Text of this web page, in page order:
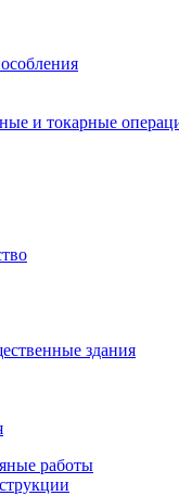
и токарные
здания
работы